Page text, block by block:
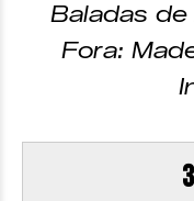
Baladas de
Fora: